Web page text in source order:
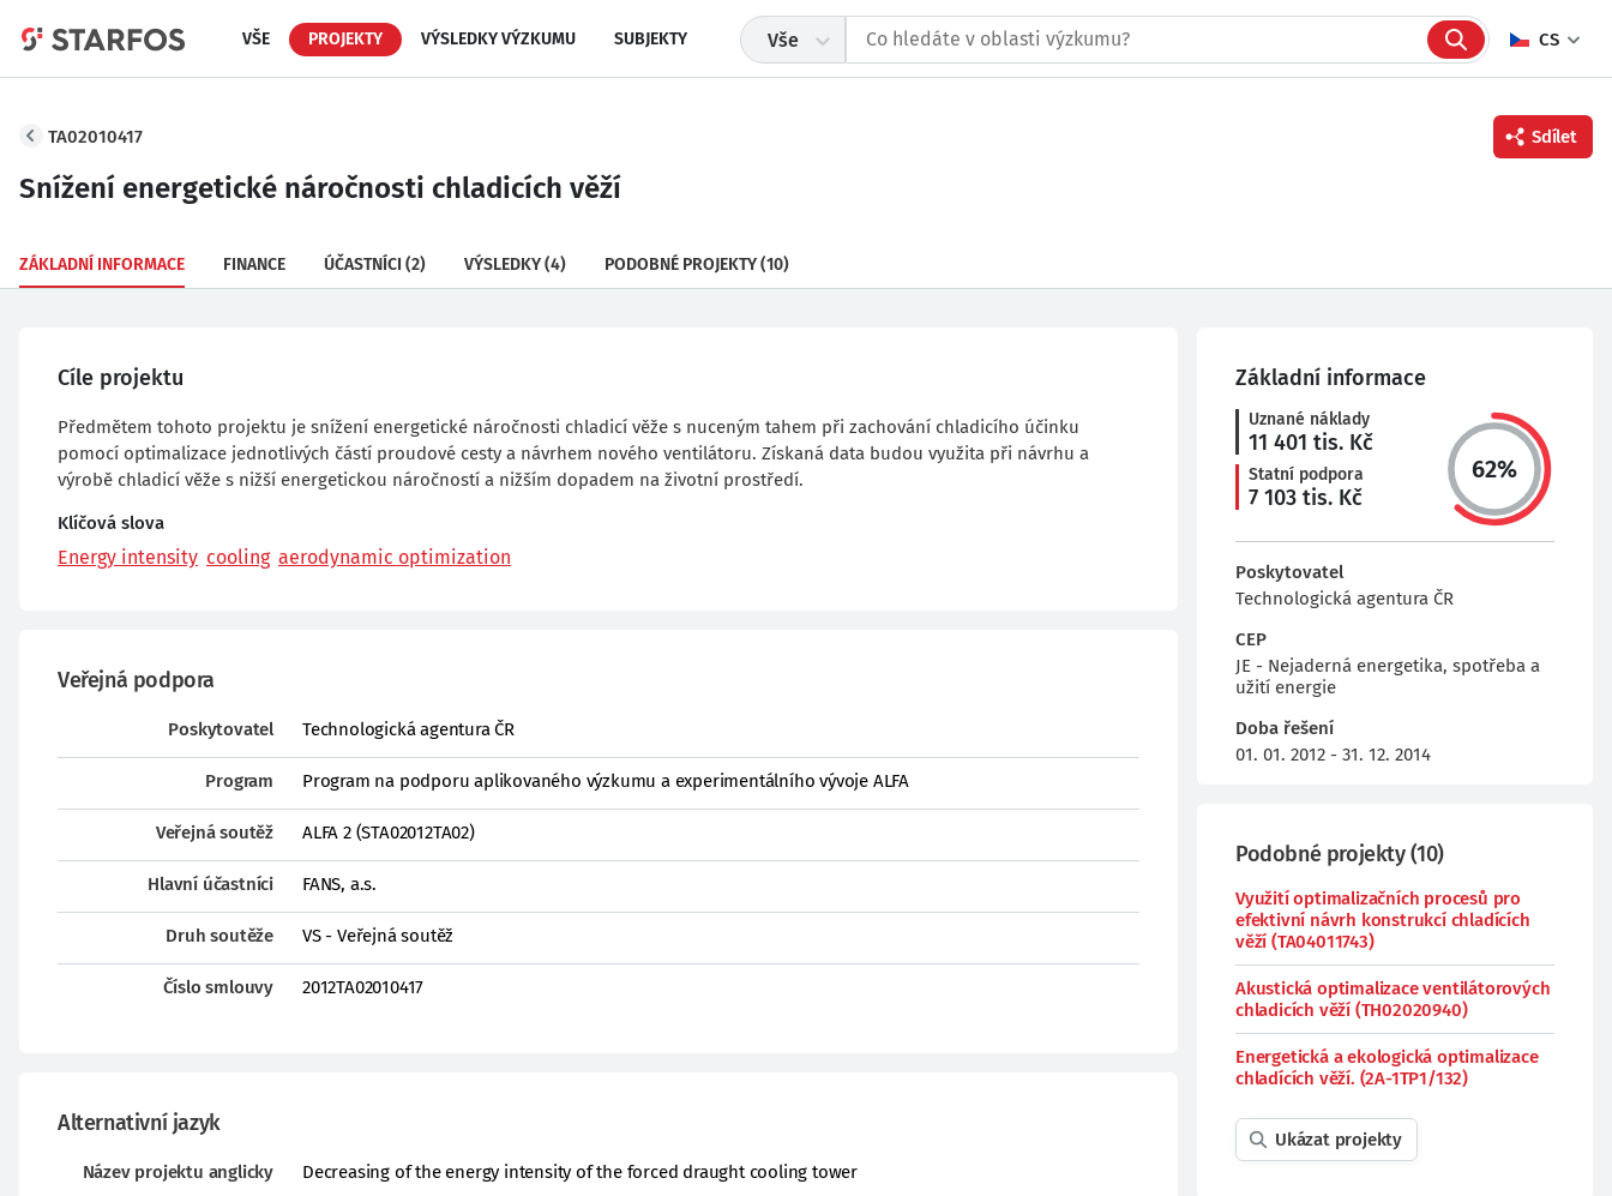
VŠE PROJEKTY VÝSLEDKY VÝZKUMU SUBJEKTY Vše CS
Twitter
TA02010417 Sdílet
Snížení energetické náročnosti chladicích věží
ZÁKLADNÍ INFORMACE FINANCE ÚČASTNÍCI (2) VÝSLEDKY(4) PODOBNÉ PROJEKTY(10)
Cíle projektu
Předmětem tohoto projektu je snížení energetické náročnosti chladicí věže s nuceným tahem při zachování chladicího účinku
pomocí optimalizace jednotlivých částí proudové cesty a návrhem nového ventilátoru. Získaná data budou využita při návrhu a
výrobě chladicí věže s nižší energetickou náročností a nižším dopadem na životní prostředí.
Klíčová slova
Energy intensity cooling aerodynamic optimization
Veřejná podpora
Poskytovatel Technologická agentura ČR
Program Program na podporu aplikovaného výzkumu a experimentálního vývoje ALFA
Veřejná soutěž ALFA 2 (STA02012TA02)
Hlavní účastníci FANS, a.s.
Druh soutěže VS - Veřejná soutěž
Číslo smlouvy 2012TA02010417
Alternativní jazyk
Název projektu anglicky Decreasing of the energy intensity of the forced draught cooling tower
Základní informace
Uznané náklady
11 401 tis. Kč
Statní podpora
7 103 tis. Kč
62%
Poskytovatel
Technologická agentura ČR
CEP
JE - Nejaderná energetika, spotřeba a
užití energie
Doba řešení
01. 01. 2012 - 31. 12. 2014
Podobné projekty(10)
Využití optimalizačních procesů pro
efektivní návrh konstrukcí chladících
věží (TA04011743)
Akustická optimalizace ventilátorových
chladicích věží (TH02020940)
Energetická a ekologická optimalizace
chladících věží. (2A-1TP1/132)
Ukázat projekty